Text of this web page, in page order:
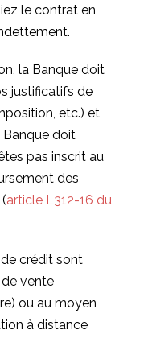
le contrat en
la Banque doit
justificatifs de
etc.) et
Banque doit
pas inscrit au
des
article L312-16 du
crédit sont
vente
ou au moyen
à distance